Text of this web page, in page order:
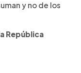
y no de los
República